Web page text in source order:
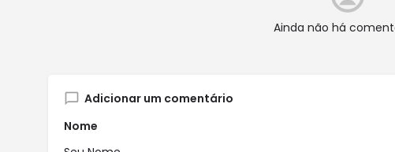
Ainda não há
Adicionar um comentário
Nome